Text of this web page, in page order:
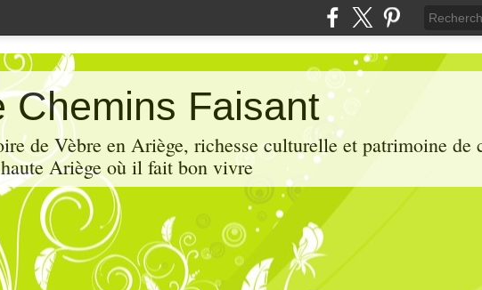
Chemins Faisant
de Vèbre en Ariège, richesse culturelle et patrimoine de
Ariège où il fait bon vivre